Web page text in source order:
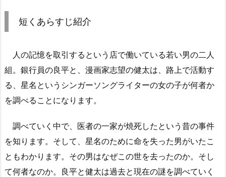
短くあらすじ紹介
人の記憶を取引するという店で働いている若い男の二人
組。銀行員の良平と、漫画家志望の健太は、路上で活動す
る、星名というシンガーソングライターの女の子が何者か
を調べることになります。
調べていく中で、医者の一家が焼死したという昔の事件
を知ります。そして、星名のために命を失った男がいたこ
ともわかります。その男はなぜこの世を去ったのか。そし
て何者なのか。良平と健太は過去と現在の謎を調べていく